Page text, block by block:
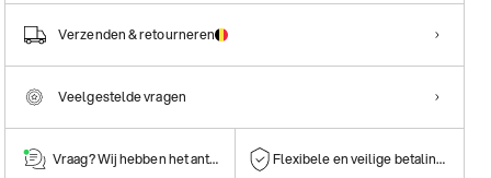
Verzenden & retourneren
Veelgestelde vragen
Vraag? Wij hebben het antwoord! Flexibele en veilige betalingen